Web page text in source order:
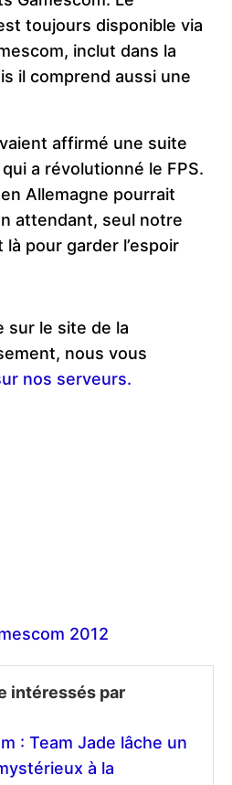
toujours disponible via
inclut dans la
il comprend aussi une
affirmé une suite
a révolutionné le FPS.
Allemagne pourrait
attendant, seul notre
pour garder l’espoir
sur le site de la
nous vous
nos serveurs.
2012
intéressés par
: Team Jade lâche un
à la